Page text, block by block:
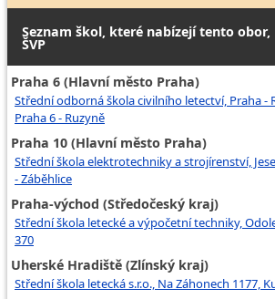
Seznam škol, které nabízejí tento
ŠVP
Praha 6 (Hlavní město Praha)
Střední odborná škola civilního letectví, Praha -
Praha 6 - Ruzyně
Praha 10 (Hlavní město Praha)
Střední škola elektrotechniky a strojírenství,
- Záběhlice
Praha-východ (Středočeský kraj)
Střední škola letecké a výpočetní techniky,
370
Uherské Hradiště (Zlínský kraj)
Střední škola letecká s.r.o., Na Záhonech 1177,